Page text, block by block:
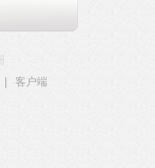
客户端